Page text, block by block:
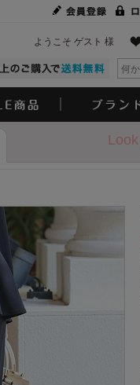
ようこそ ゲスト 様
Look